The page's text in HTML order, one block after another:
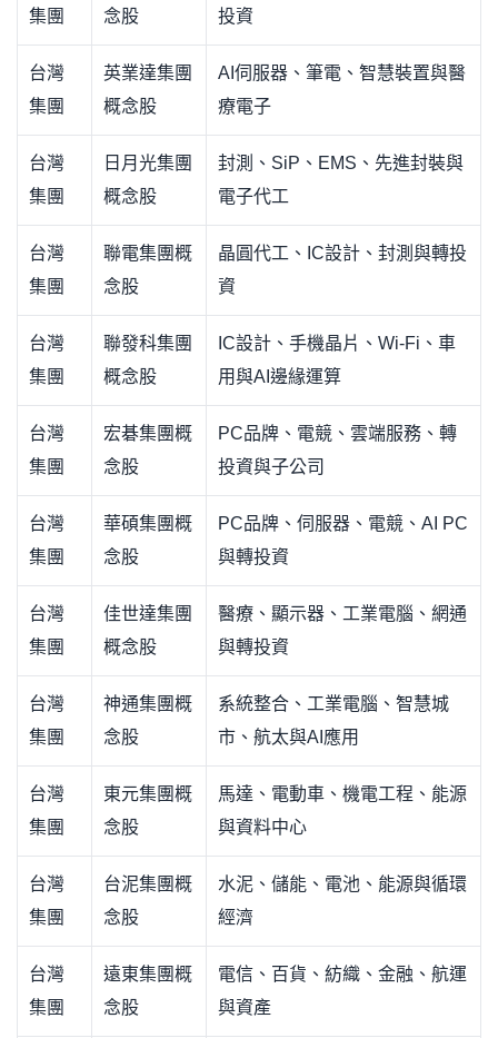
集團
念股
投資
台灣
集團
英業達集團
概念股
AI伺服器、筆電、智慧裝置與醫
療電子
台灣
集團
日月光集團
概念股
封測、SiP、EMS、先進封裝與
電子代工
台灣
集團
聯電集團概
念股
晶圓代工、IC設計、封測與轉投
資
台灣
集團
聯發科集團
概念股
IC設計、手機晶片、Wi-Fi、車
用與AI邊緣運算
台灣
集團
宏碁集團概
念股
PC品牌、電競、雲端服務、轉
投資與子公司
台灣
集團
華碩集團概
念股
PC品牌、伺服器、電競、AI PC
與轉投資
台灣
集團
佳世達集團
概念股
醫療、顯示器、工業電腦、網通
與轉投資
台灣
集團
神通集團概
念股
系統整合、工業電腦、智慧城
市、航太與AI應用
台灣
集團
東元集團概
念股
馬達、電動車、機電工程、能源
與資料中心
台灣
集團
台泥集團概
念股
水泥、儲能、電池、能源與循環
經濟
台灣
集團
遠東集團概
念股
電信、百貨、紡織、金融、航運
與資產